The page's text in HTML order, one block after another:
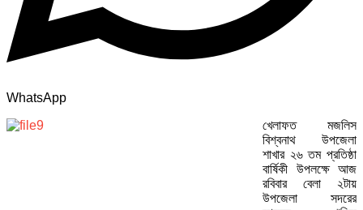
WhatsApp
খেলাফত মজলিস
বিশ্বনাথ উপজেলা
শাখার ২৬ তম প্রতিষ্ঠা
বার্ষিকী উপলক্ষে আজ
রবিবার বেলা ২টায়
উপজেলা সদরের